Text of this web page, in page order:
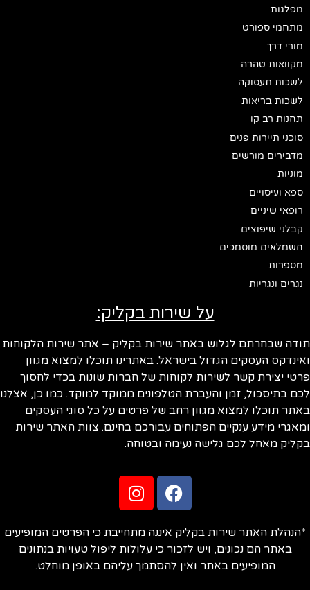
מפלגות
מתחמי ספורט
מורי דרך
מקוואות טהרה
לשכות תעסוקה
לשכות בריאות
תחנות רב קו
סוכני תיירות פנים
מדבירים מורשים
מוניות
ספא ועיסויים
רופאי שיניים
קבלני שיפוצים
חשמלאים מוסמכים
מספרות
נגרים ונגריות
על שירות בקליק:
שבחרתם לגלוש באתר שירות בקליק – אתר שירות הלקוחות
העסקים הגדול בישראל. באתרינו תוכלו למצוא מגוון
יצירת קשר לשירות לקוחות של חברות שונות בכדי לחסוך
בתיסכול, זמן והעברת הטלפונים ממוקד למוקד. כמו כן, אצלנו
תוכלו למצוא מגוון רחב של פרטים על כל סוגי העסקים
מידע ענקיים הפתוחים עבורכם בחינם. צוות האתר שירות
מאחל לכם גלישה נעימה ובטוחה.
האתר שירות בקליק איננה מתחייבת כי הפרטים המופיעים
באתר הם נכונים, ויש לזכור כי עלולות ליפול טעויות בנתונים
המופיעים באתר ואין להסתמך עליהם באופן מוחלט.